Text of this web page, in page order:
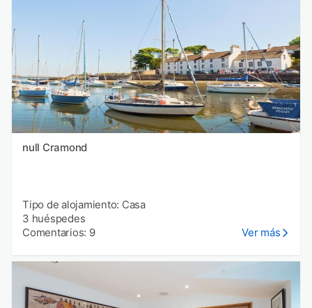
null Cramond
Tipo de alojamiento: Casa
3 huéspedes
Comentarios: 9
Ver más